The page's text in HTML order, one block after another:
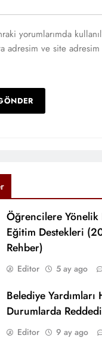
yorumlarımda
adresim ve site adresim
Öğrencilere Yönelik
Eğitim Destekleri
Rehber)
Editor 5 ay ago
Belediye Yardımları
Durumlarda
Editor 9 ay ago